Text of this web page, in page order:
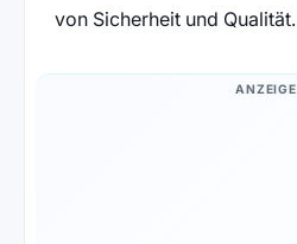
von Sicherheit und Qualität.
ANZEIGE